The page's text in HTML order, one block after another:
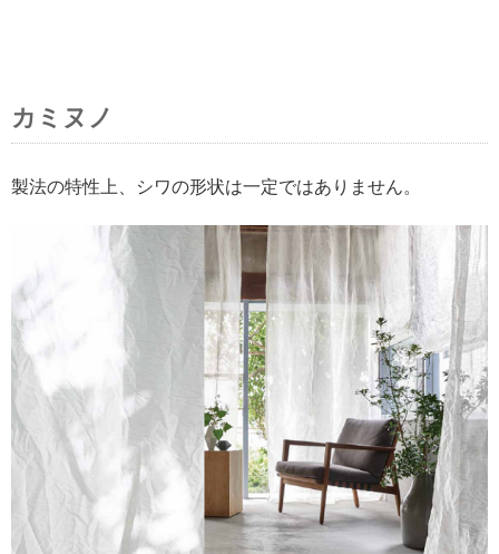
カミヌノ
製法の特性上、シワの形状は一定ではありません。